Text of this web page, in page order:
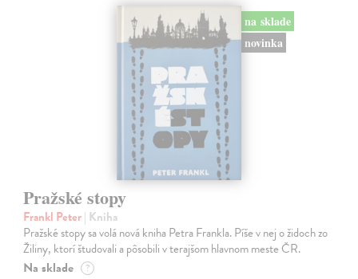
na sklade
novinka
Pražské stopy
Frankl Peter| Kniha
Pražské stopy sa volá nová kniha Petra Frankla. Píše v nej o židoch zo
Žiliny, ktorí študovali a pôsobili v terajšom hlavnom meste ČR.
Na sklade ?